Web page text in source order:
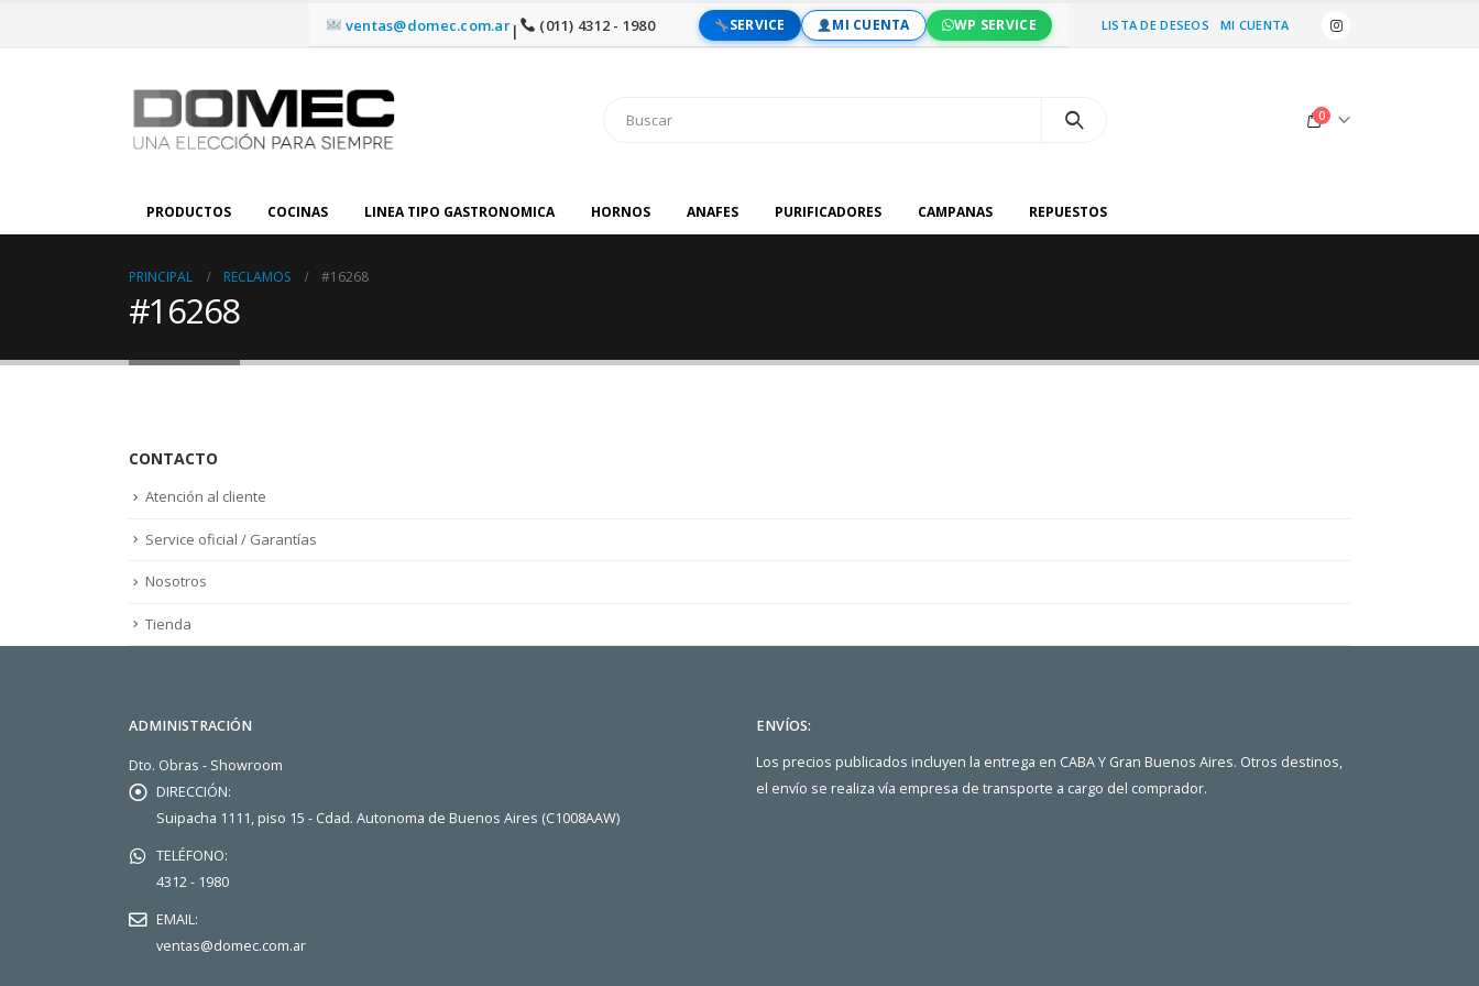
ventas@domec.com.ar| (011) 4312 - 1980 SERVICE MI CUENTA WP SERVICE LISTA DE DESEOS MI CUENTA
0
PRODUCTOS COCINAS LINEA TIPO GASTRONOMICA HORNOS ANAFES PURIFICADORES CAMPANAS REPUESTOS
PRINCIPAL RECLAMOS #16268
#16268
CONTACTO
Atención al cliente
Service oficial / Garantías
Nosotros
Tienda
ADMINISTRACIÓN
Dto. Obras - Showroom
DIRECCIÓN:
Suipacha 1111, piso 15 - Cdad. Autonoma de Buenos Aires (C1008AAW)
TELÉFONO:
4312 - 1980
EMAIL:
ventas@domec.com.ar
ENVÍOS:
Los precios publicados incluyen la entrega en CABA Y Gran Buenos Aires. Otros destinos,
el envío se realiza vía empresa de transporte a cargo del comprador.